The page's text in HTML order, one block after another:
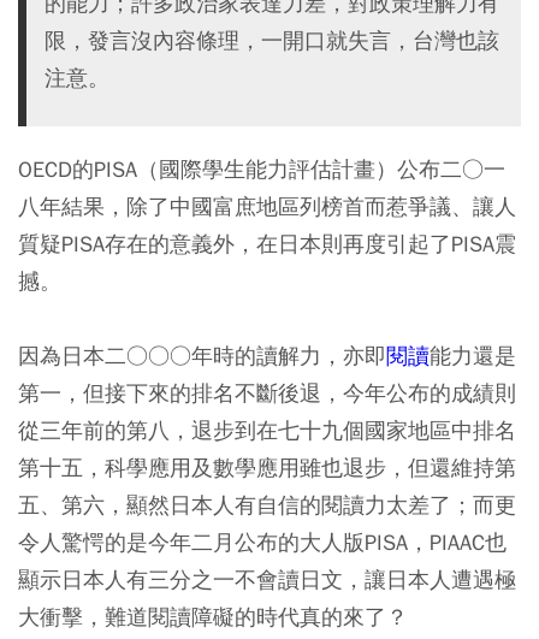
限，發言沒內容條理，一開口就失言，台灣也該
注意。
OECD的PISA（國際學生能力評估計畫）公布二○一
八年結果，除了中國富庶地區列榜首而惹爭議、讓人
質疑PISA存在的意義外，在日本則再度引起了PISA震
撼。
因為日本二○○○年時的讀解力，亦即閱讀能力還是
第一，但接下來的排名不斷後退，今年公布的成績則
從三年前的第八，退步到在七十九個國家地區中排名
第十五，科學應用及數學應用雖也退步，但還維持第
五、第六，顯然日本人有自信的閱讀力太差了；而更
令人驚愕的是今年二月公布的大人版PISA，PIAAC也
顯示日本人有三分之一不會讀日文，讓日本人遭遇極
大衝擊，難道閱讀障礙的時代真的來了？